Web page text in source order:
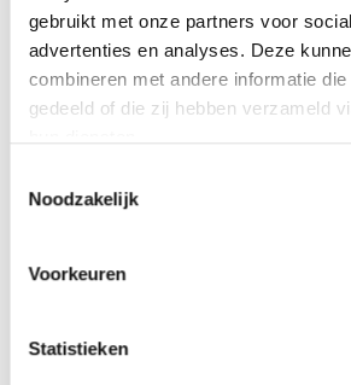
gebruikt met onze partners voor
advertenties en analyses. Deze
combineren met andere informatie
gedeeld of die zij hebben verzameld
Noodzakelijk
Voorkeuren
Statistieken
INTERIEUR
VAN LAURA GONZALEZ